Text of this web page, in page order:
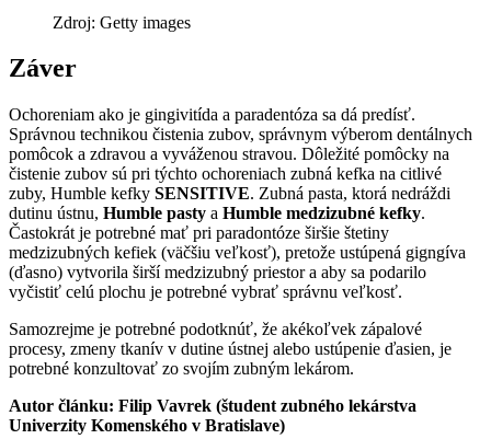
Zdroj: Getty images
Záver
Ochoreniam ako je gingivitída a paradentóza sa dá predísť.
Správnou technikou čistenia zubov, správnym výberom dentálnych
pomôcok a zdravou a vyváženou stravou. Dôležité pomôcky na
čistenie zubov sú pri týchto ochoreniach zubná kefka na citlivé
zuby, Humble kefky SENSITIVE. Zubná pasta, ktorá nedráždi
dutinu ústnu, Humble pasty a Humble medzizubné kefky.
Častokrát je potrebné mať pri paradontóze širšie štetiny
medzizubných kefiek (väčšiu veľkosť), pretože ustúpená gigngíva
(ďasno) vytvorila širší medzizubný priestor a aby sa podarilo
vyčistiť celú plochu je potrebné vybrať správnu veľkosť.
Samozrejme je potrebné podotknúť, že akékoľvek zápalové
procesy, zmeny tkanív v dutine ústnej alebo ustúpenie ďasien, je
potrebné konzultovať zo svojím zubným lekárom.
Autor článku: Filip Vavrek (študent zubného lekárstva
Univerzity Komenského v Bratislave)